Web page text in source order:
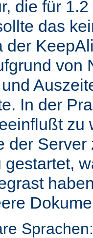
die für
das
der
von
In der
zu
der
gestartet,